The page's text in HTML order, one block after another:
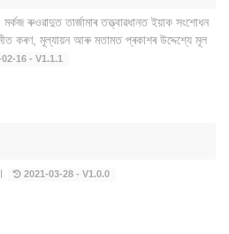
ৰুওৱাদুত তাৰ্জামাৰ তত্ত্বাৱধানত ইয়াক সংশোধন
কৰণ, মূল্যায়ন আৰু মতামত প্ৰকাশৰ উদ্দেশ্যে মূল
16 - V1.1.1
2021-03-28 - V1.0.0